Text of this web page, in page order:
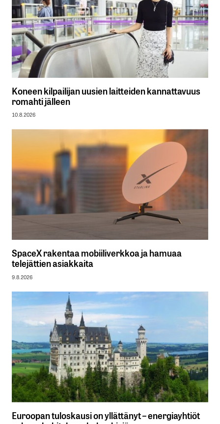
Koneen kilpailijan uusien laitteiden kannattavuus
romahti jälleen
10.8.2026
SpaceX rakentaa mobiiliverkkoa ja hamuaa
telejättien asiakkaita
9.8.2026
Euroopan tuloskausi on yllättänyt – energiayhtiöt